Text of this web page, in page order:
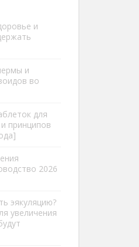
и
и
во
для
принципов
2026
эякуляцию?
увеличения